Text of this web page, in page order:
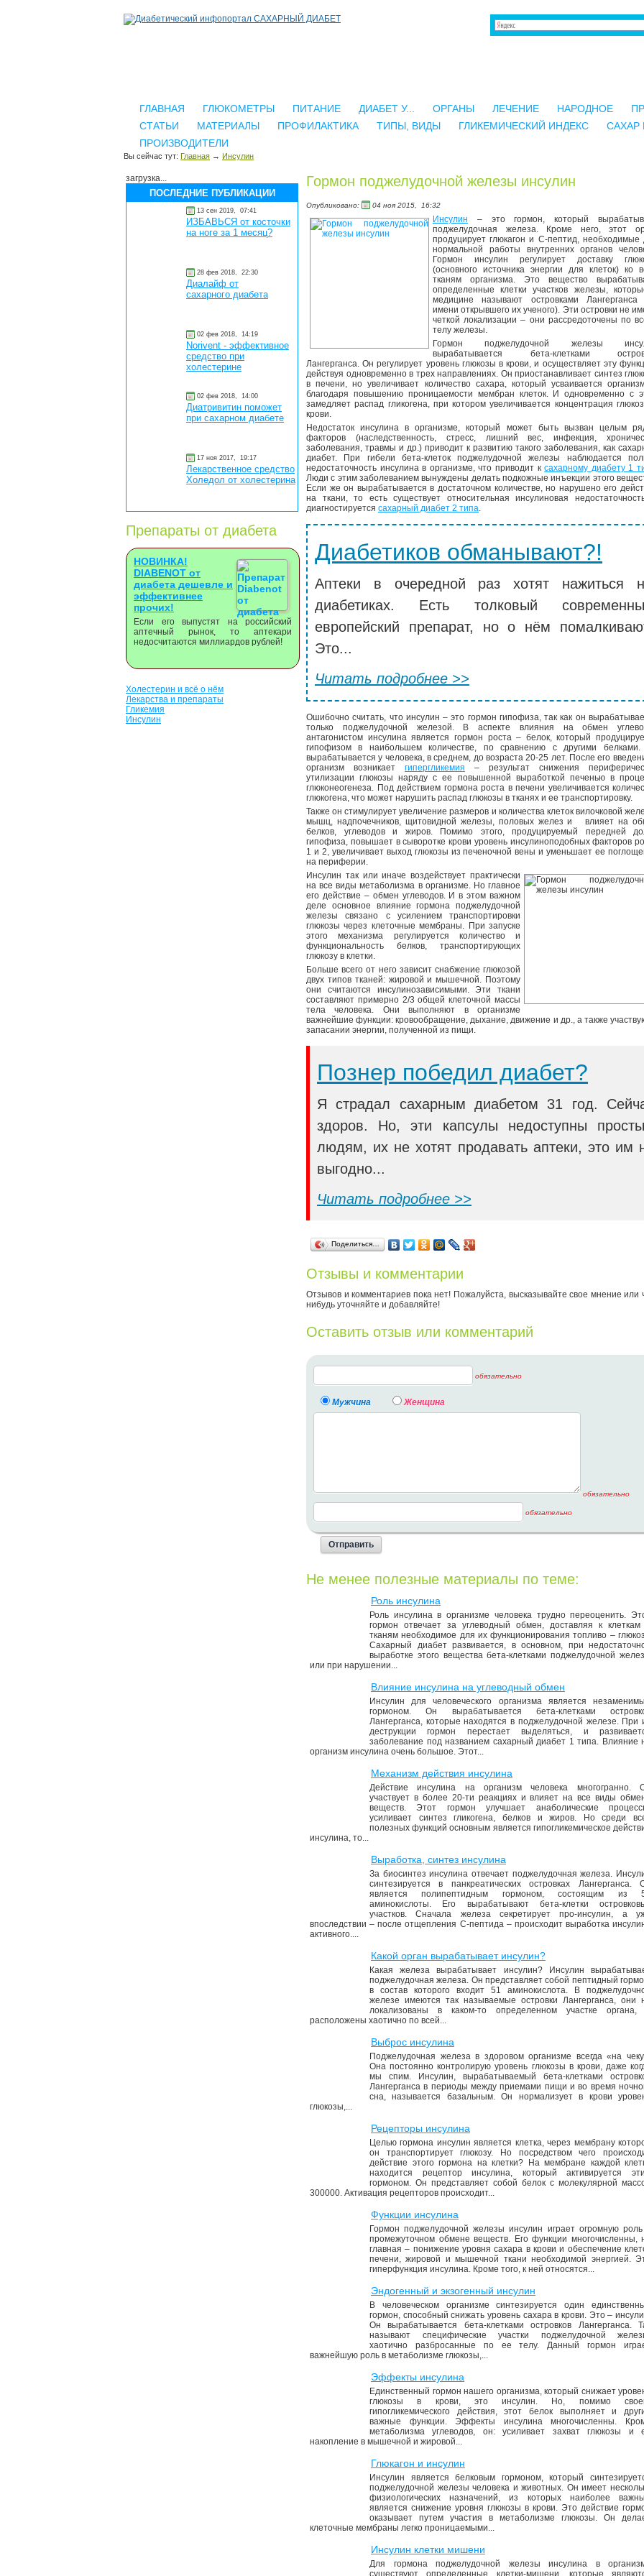
ГЛАВНАЯ ГЛЮКОМЕТРЫ ПИТАНИЕ ДИАБЕТ У... ОРГАНЫ ЛЕЧЕНИЕ НАРОДНОЕ
СТАТЬИ
МАТЕРИАЛЫ ПРОФИЛАКТИКА ТИПЫ, ВИДЫ ГЛИКЕМИЧЕСКИЙ ИНДЕКС
САХАР
ПРОИЗВОДИТЕЛИ
Вы сейчас тут: Главная → Инсулин
загрузка...
ПОСЛЕДНИЕ ПУБЛИКАЦИИ
13 сен 2019, 07:41
ИЗБАВЬСЯ от косточки
на ноге за 1 месяц?
28 фев 2018, 22:30
Диалайф от
сахарного диабета
02 фев 2018, 14:19
Norivent - эффективное
средство при
холестерине
02 фев 2018, 14:00
Диатривитин поможет
при сахарном диабете
17 ноя 2017, 19:17
Лекарственное средство
Холедол от холестерина
Препараты от диабета
НОВИНКА!
DIABENOT от
диабета дешевле и
эффективнее
прочих!
Если его выпустят на российский
аптечный рынок, то аптекари
недосчитаются миллиардов рублей!
Холестерин и всё о нём
Лекарства и препараты
Гликемия
Инсулин
Гормон поджелудочной железы инсулин
Опубликовано: 04 ноя 2015, 16:32
Инсулин – это гормон, который
поджелудочная железа. Кроме него, этот
продуцирует глюкагон и С-пептид, необходимые
нормальной работы внутренних органов
Гормон инсулин регулирует доставку
(основного источника энергии для клеток) ко
тканям организма. Это вещество
определенные клетки участков железы,
медицине называют островками Лангерганса
имени открывшего их ученого). Эти островки не
четкой локализации – они рассредоточены по
телу железы.
Гормон поджелудочной железы
вырабатывается бета-клетками
Лангерганса. Он регулирует уровень глюкозы в крови, и осуществляет эту
действуя одновременно в трех направлениях. Он приостанавливает синтез
в печени, но увеличивает количество сахара, который усваивается
благодаря повышению проницаемости мембран клеток. И одновременно с
замедляет распад гликогена, при котором увеличивается концентрация
крови.
Недостаток инсулина в организме, который может быть вызван целым
факторов (наследственность, стресс, лишний вес, инфекция,
заболевания, травмы и др.) приводит к развитию такого заболевания, как
диабет. При гибели бета-клеток поджелудочной железы наблюдается
недостаточность инсулина в организме, что приводит ксахарному диабету 1
Люди с этим заболеванием вынуждены делать подкожные инъекции этого
Если же он вырабатывается в достаточном количестве, но нарушено его
на ткани, то есть существует относительная инсулиновая
диагностируется сахарный диабет 2 типа.
Диабетиков обманывают?!
Аптеки в очередной раз хотят нажиться
диабетиках. Есть толковый
европейский препарат, но о нём
Это...
Читать подробнее >>
Ошибочно считать, что инсулин – это гормон гипофиза, так как он
только поджелудочной железой. В аспекте влияния на обмен
антагонистом инсулина является гормон роста – белок, который
гипофизом в наибольшем количестве, по сравнению с другими
вырабатывается у человека, в среднем, до возраста 20-25 лет. После его
организм возникает гипергликемия – результат снижения
утилизации глюкозы наряду с ее повышенной выработкой печенью в
глюконеогенеза. Под действием гормона роста в печени увеличивается
глюкогена, что может нарушить распад глюкозы в тканях и ее транспортировку.
Также он стимулирует увеличение размеров и количества клеток вилочковой
мышц, надпочечников, щитовидной железы, половых желез и влияет на
белков, углеводов и жиров. Помимо этого, продуцируемый передней
гипофиза, повышает в сыворотке крови уровень инсулиноподобных факторов
1 и 2, увеличивает выход глюкозы из печеночной вены и уменьшает ее
на периферии.
Инсулин так или иначе воздействует практически
на все виды метаболизма в организме. Но главное
его действие – обмен углеводов. И в этом важном
деле основное влияние гормона поджелудочной
железы связано с усилением транспортировки
глюкозы через клеточные мембраны. При запуске
этого механизма регулируется количество и
функциональность белков, транспортирующих
глюкозу в клетки.
Больше всего от него зависит снабжение глюкозой
двух типов тканей: жировой и мышечной. Поэтому
они считаются инсулинозависимыми. Эти ткани
составляют примерно 2/3 общей клеточной массы
тела человека. Они выполняют в организме
важнейшие функции: кровообращение, дыхание, движение и др., а также
запасании энергии, полученной из пищи.
Познер победил диабет?
Я страдал сахарным диабетом 31 год.
здоров. Но, эти капсулы недоступны
людям, их не хотят продавать аптеки, это им
выгодно...
Читать подробнее >>
Поделиться…
Отзывы и комментарии
Отзывов и комментариев пока нет! Пожалуйста, высказывайте свое мнение или
нибудь уточняйте и добавляйте!
Оставить отзыв или комментарий
обязательно
Мужчина Женщина
обязательно
обязательно
Не менее полезные материалы по теме:
Роль инсулина
Роль инсулина в организме человека трудно переоценить.
гормон отвечает за углеводный обмен, доставляя к
тканям необходимое для их функционирования топливо –
Сахарный диабет развивается, в основном, при
выработке этого вещества бета-клетками поджелудочной
или при нарушении...
Влияние инсулина на углеводный обмен
Инсулин для человеческого организма является
гормоном. Он вырабатывается бета-клетками
Лангерганса, которые находятся в поджелудочной железе. При
деструкции гормон перестает выделяться, и
заболевание под названием сахарный диабет 1 типа. Влияние
организм инсулина очень большое. Этот...
Механизм действия инсулина
Действие инсулина на организм человека многогранно.
участвует в более 20-ти реакциях и влияет на все виды
веществ. Этот гормон улучшает анаболические
усиливает синтез гликогена, белков и жиров. Но среди
полезных функций основным является гипогликемическое
инсулина, то...
Выработка, синтез инсулина
За биосинтез инсулина отвечает поджелудочная железа.
синтезируется в панкреатических островках Лангерганса.
является полипептидным гормоном, состоящим из
аминокислоты. Его вырабатывают бета-клетки
участков. Сначала железа секретирует про-инсулин, а
впоследствии – после отщепления С-пептида – происходит выработка
активного....
Какой орган вырабатывает инсулин?
Какая железа вырабатывает инсулин? Инсулин
поджелудочная железа. Он представляет собой пептидный
в состав которого входит 51 аминокислота. В
железе имеются так называемые островки Лангерганса, они
локализованы в каком-то определенном участке
расположены хаотично по всей...
Выброс инсулина
Поджелудочная железа в здоровом организме всегда «на
Она постоянно контролирую уровень глюкозы в крови, даже
мы спим. Инсулин, вырабатываемый бета-клетками
Лангерганса в периоды между приемами пищи и во время
сна, называется базальным. Он нормализует в крови
глюкозы,...
Рецепторы инсулина
Целью гормона инсулин является клетка, через мембрану
он транспортирует глюкозу. Но посредством чего
действие этого гормона на клетки? На мембране каждой
находится рецептор инсулина, который активируется
гормоном. Он представляет собой белок с молекулярной
300000. Активация рецепторов происходит...
Функции инсулина
Гормон поджелудочной железы инсулин играет огромную
промежуточном обмене веществ. Его функции многочисленны,
главная – понижение уровня сахара в крови и обеспечение
печени, жировой и мышечной ткани необходимой энергией.
гиперфункция инсулина. Кроме того, к ней относятся...
Эндогенный и экзогенный инсулин
В человеческом организме синтезируется один
гормон, способный снижать уровень сахара в крови. Это –
Он вырабатывается бета-клетками островков Лангерганса.
называют специфические участки поджелудочной
хаотично разбросанные по ее телу. Данный гормон
важнейшую роль в метаболизме глюкозы,...
Эффекты инсулина
Единственный гормон нашего организма, который снижает
глюкозы в крови, это инсулин. Но, помимо
гипогликемического действия, этот белок выполняет и
важные функции. Эффекты инсулина многочисленны.
метаболизма углеводов, он: усиливает захват глюкозы и
накопление в мышечной и жировой...
Глюкагон и инсулин
Инсулин является белковым гормоном, который
поджелудочной железы человека и животных. Он имеет
физиологических назначений, из которых наиболее
является снижение уровня глюкозы в крови. Это действие
оказывает путем участия в метаболизме глюкозы. Он
клеточные мембраны легко проницаемыми...
Инсулин клетки мишени
Для гормона поджелудочной железы инсулина в
существуют определенные клетки-мишени, которые